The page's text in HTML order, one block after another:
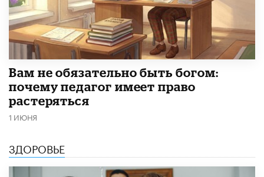
​Вам не обязательно быть богом:
почему педагог имеет право
растеряться
1 ИЮНЯ
ЗДОРОВЬЕ